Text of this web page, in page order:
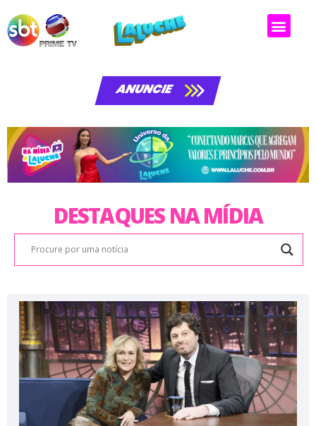
ANUNCIE
DESTAQUES NA MÍDIA